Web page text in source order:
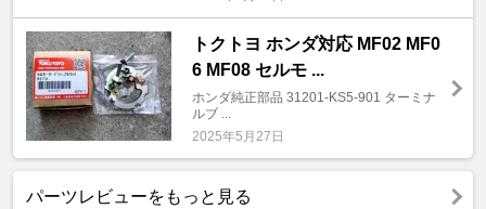
トクトヨ ホンダ対応 MF02 MF0
6 MF08 セルモ ...
ホンダ純正部品 31201-KS5-901 ターミナ
ルブ ...
2025年5月27日
パーツレビューをもっと見る